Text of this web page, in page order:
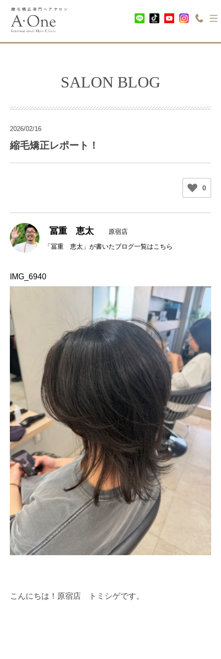
SALON BLOG
2026/02/16
縮毛矯正レポート！
0
冨重 恵太
原宿店
「冨重 恵太」が書いたブログ一覧はこちら
IMG_6940
こんにちは！原宿店 トミシゲです。